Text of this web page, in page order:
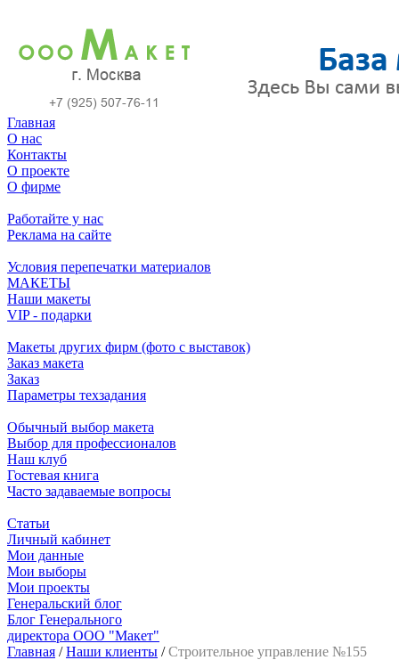
Главная
О нас
Контакты
О проекте
О фирме
Работайте у нас
Реклама на сайте
Условия перепечатки материалов
МАКЕТЫ
Наши макеты
VIP - подарки
Макеты других фирм (фото с выставок)
Заказ макета
Заказ
Параметры техзадания
Обычный выбор макета
Выбор для профессионалов
Наш клуб
Гостевая книга
Часто задаваемые вопросы
Статьи
Личный кабинет
Мои данные
Мои выборы
Мои проекты
Генеральский блог
Блог Генерального
директора ООО "Макет"
Главная /Наши клиенты /Строительное управление №155